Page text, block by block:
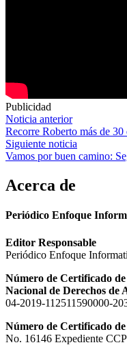
Publicidad
Navegación
de
entradas
Noticia anterior
Recorre Roberto más de 30
Siguiente noticia
Vamos por buen camino:
Acerca de
Periódico Enfoque
Editor Responsable
Periódico Enfoque
Número de Certificado
Nacional de Derechos de
04-2019-112511590000-
Número de Certificado
No. 16146 Expediente